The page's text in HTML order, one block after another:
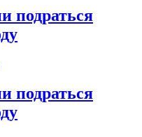
подраться
подраться